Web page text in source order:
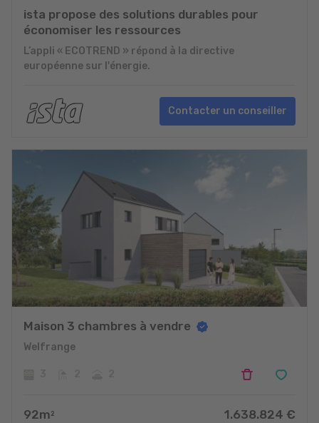
ista propose des solutions durables pour
économiser les ressources
L’appli « ECOTREND » répond à la directive
européenne sur l'énergie.
Contacter un conseiller
Maison 3 chambres à vendre
Welfrange
92m 2 1.638.824 €